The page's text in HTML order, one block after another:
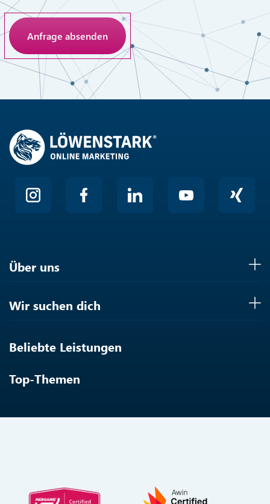
Anti-Roboter-Verifizierung
Hier klicken
Über uns
Wir suchen dich
Beliebte Leistungen
Top-Themen